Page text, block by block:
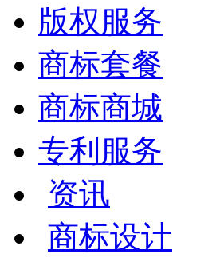
版权服务
商标套餐
商标商城
专利服务
资讯
商标设计